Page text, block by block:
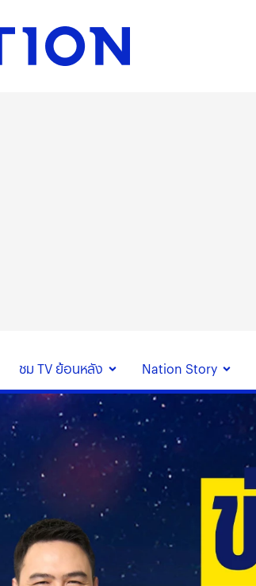
ชม TV ย้อนหลัง Nation Story